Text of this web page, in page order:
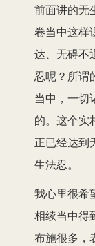
前面讲的无
卷当中这样
达、无碍不
忍呢？所谓
当中，一切
的。这个实
正已经达到
生法忍。
我心里很希
相续当中得
布施很多，